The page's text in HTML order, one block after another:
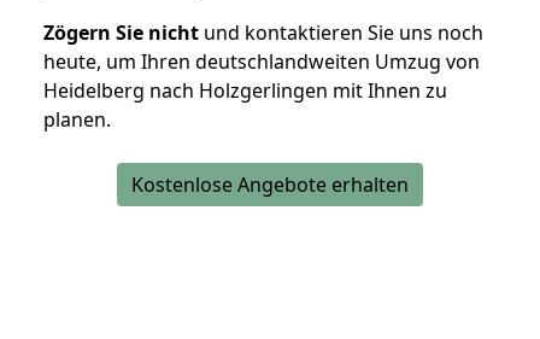
Zögern Sie nicht und kontaktieren Sie uns noch
heute, um Ihren deutschlandweiten Umzug von
Heidelberg nach Holzgerlingen mit Ihnen zu
planen.
Kostenlose Angebote erhalten